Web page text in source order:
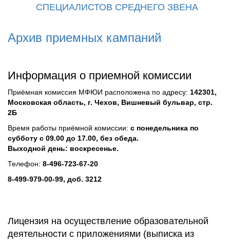
СПЕЦИАЛИСТОВ СРЕДНЕГО ЗВЕНА
Архив приемных кампаний
Информация о приемной комиссии
Приёмная комиссия МФЮИ расположена по адресу: 142301,
Московская область, г. Чехов, Вишневый бульвар, стр.
2Б
Время работы приёмной комиссии: с понедельника по
субботу с 09.00 до 17.00, без обеда.
Выходной день: воскресенье.
Телефон: 8-496-723-67-20
8-499-979-00-99, доб. 3212
Лицензия на осуществление образовательной
деятельности с приложениями (выписка из